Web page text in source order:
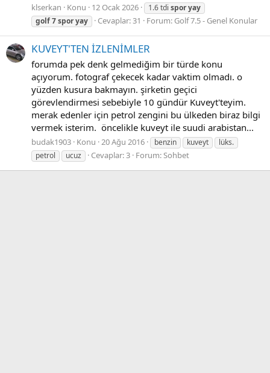
klserkan Konu 12 Ocak 2026 1.6 tdi sporyay
golf7sporyay Cevaplar: 31 Forum: Golf 7.5 - Genel Konular
KUVEYT'TEN İZLENİMLER
forumda pek denk gelmediğim bir türde konu
açıyorum. fotograf çekecek kadar vaktim olmadı. o
yüzden kusura bakmayın. şirketin geçici
görevlendirmesi sebebiyle 10 gündür Kuveyt'teyim.
merak edenler için petrol zengini bu ülkeden biraz bilgi
vermek isterim. öncelikle kuveyt ile suudi arabistan...
budak1903 Konu 20 Ağu 2016 benzin kuveyt
lüks.
petrol
ucuz Cevaplar: 3 Forum:Sohbet